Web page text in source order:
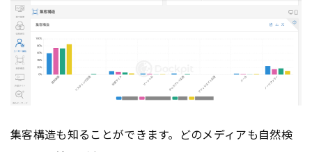
集客構造も知ることができます。どのメディアも自然検